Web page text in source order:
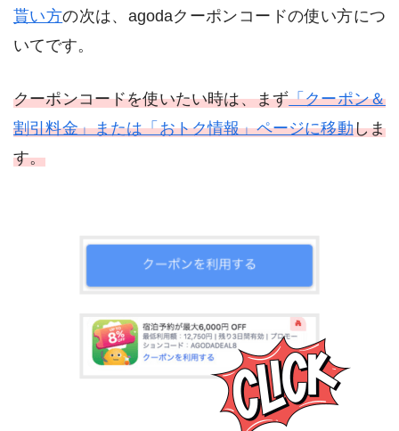
貰い方の次は、agodaクーポンコードの使い方につ
いてです。
クーポンコードを使いたい時は、まず「クーポン＆
割引料金」または「おトク情報」ページに移動しま
す。